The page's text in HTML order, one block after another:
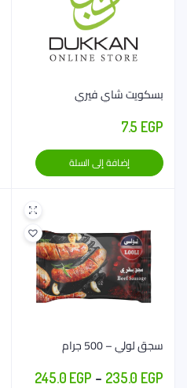
بسكويت شاي فيري
7.5 EGP
إضافة إلى السلة
سجق لولي – 500 جرام
235.0 EGP
–
245.0 EGP
نطاق